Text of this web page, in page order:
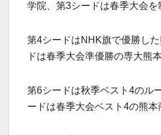
学院、第3シードは春季大会を
第4シードはNHK旗で優勝し
ドは春季大会準優勝の専大熊本
第6シードは秋季ベスト4のル
ードは春季大会ベスト4の熊本